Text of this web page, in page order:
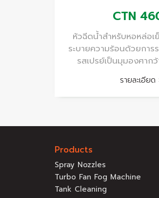
CTN
หัวฉีดน้ำสำหรับหอหล่อ
ระบายความร้อนด้วยการ
รสเปรย์เป็นมุมองศาก
รายละเอียด
Products
Spray Nozzles
Turbo Fan Fog Machine
Tank Cleaning